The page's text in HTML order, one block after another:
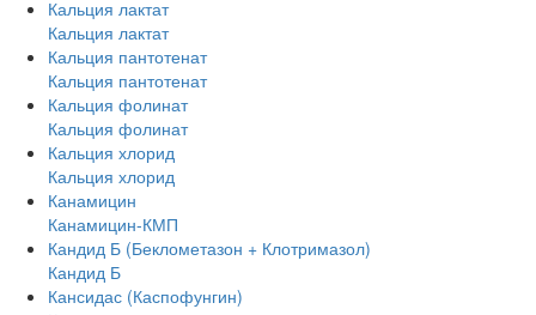
Кальция лактат
Кальция лактат
Кальция пантотенат
Кальция пантотенат
Кальция фолинат
Кальция фолинат
Кальция хлорид
Кальция хлорид
Канамицин
Канамицин-КМП
Кандид Б (Беклометазон + Клотримазол)
Кандид Б
Кансидас (Каспофунгин)